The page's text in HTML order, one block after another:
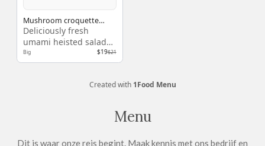
Mushroom croquette
salad
Deliciously fresh
umami heisted salad
with a fresh balsamic
vinaigrette and
hunter chopped off on
Big $19$21
Created with 1Food Menu
Menu
Dit is waar onze reis begint. Maak kennis met ons bedrijf en